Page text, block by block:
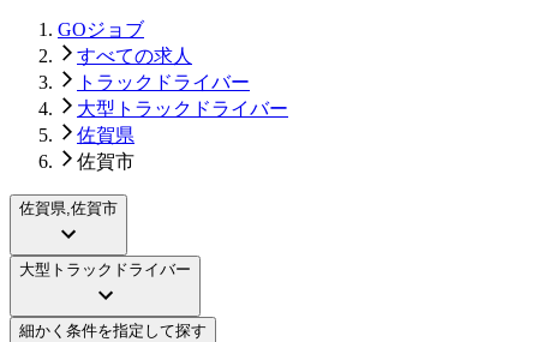
GOジョブ
すべての求人
トラックドライバー
大型トラックドライバー
佐賀県
佐賀市
佐賀県,佐賀市
大型トラックドライバー
細かく条件を指定して探す